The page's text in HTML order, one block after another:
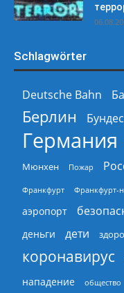
Schlagwörter
Deutsche Bahn
Берлин
Германия
Мюнхен Пожар
Франкфурт Франкфурт-
аэропорт
деньги дети
коронавирус
нападение
общество